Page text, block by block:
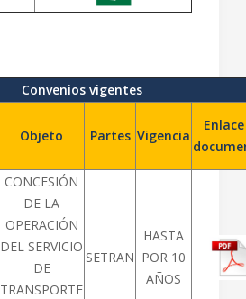
Convenios vigentes
Objeto Partes Vigencia
CONCESIÓN
DE LA
OPERACIÓN
DEL SERVICIO
DE
TRANSPORTE
SETRAN
HASTA
POR 10
AÑOS